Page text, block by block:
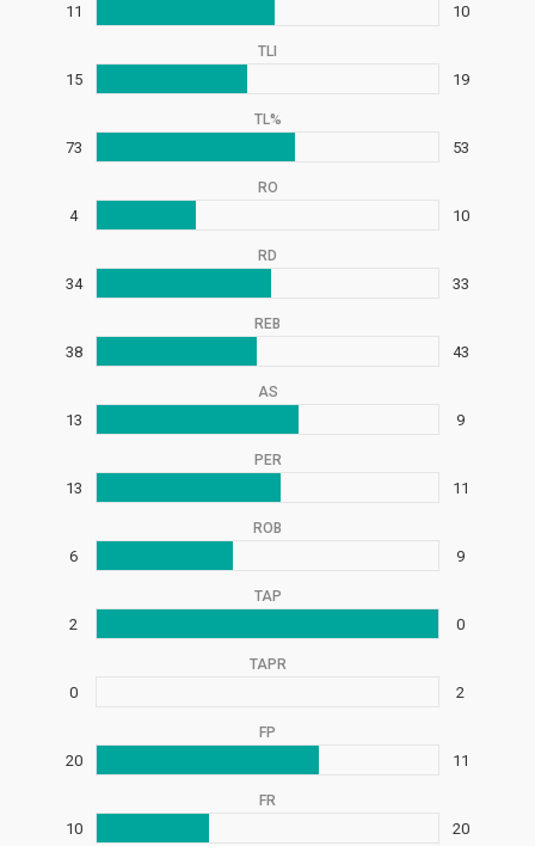
11 10
TLI
15 19
TL%
73 53
RO
4 10
RD
34 33
REB
38 43
AS
13 9
PER
13 11
ROB
6 9
TAP
2 0
TAPR
0 2
FP
20 11
FR
10 20